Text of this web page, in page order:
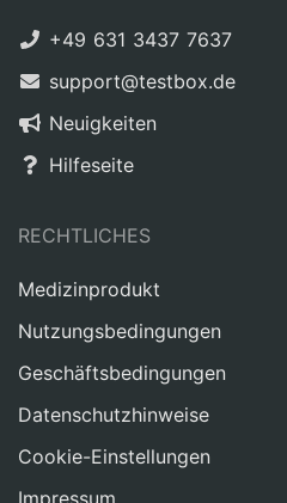
+49 631 3437 7637
support@testbox.de
Neuigkeiten
Hilfeseite
RECHTLICHES
Medizinprodukt
Nutzungsbedingungen
Geschäftsbedingungen
Datenschutzhinweise
Cookie-Einstellungen